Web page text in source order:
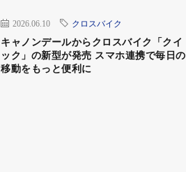
2026.06.10 クロスバイク
キャノンデールからクロスバイク「クイ
ック」の新型が発売 スマホ連携で毎日の
移動をもっと便利に